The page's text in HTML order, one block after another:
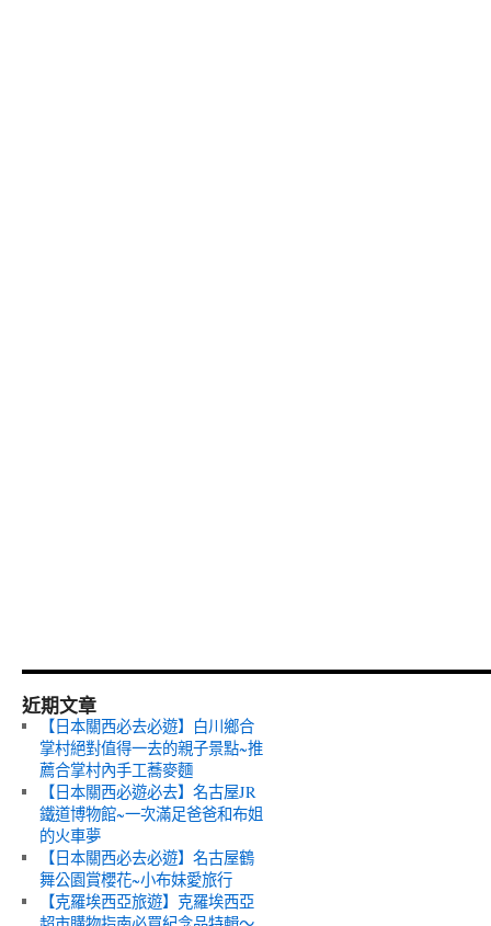
近期文章
【日本關西必去必遊】白川鄉合
掌村絕對值得一去的親子景點~推
薦合掌村內手工蕎麥麵
【日本關西必遊必去】名古屋JR
鐵道博物館~一次滿足爸爸和布姐
的火車夢
【日本關西必去必遊】名古屋鶴
舞公園賞櫻花~小布妹愛旅行
【克羅埃西亞旅遊】克羅埃西亞